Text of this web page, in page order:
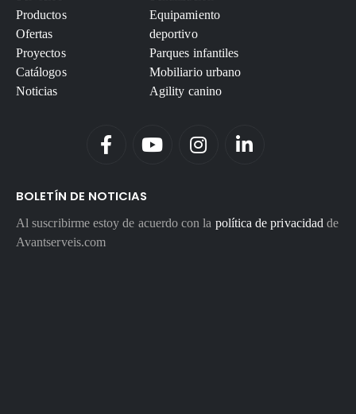
Productos
Ofertas
Proyectos
Catálogos
Noticias
Equipamiento
deportivo
Parques infantiles
Mobiliario urbano
Agility canino
BOLETÍN DE NOTICIAS
Al suscribirme estoy de acuerdo con la política de privacidad de
Avantserveis.com